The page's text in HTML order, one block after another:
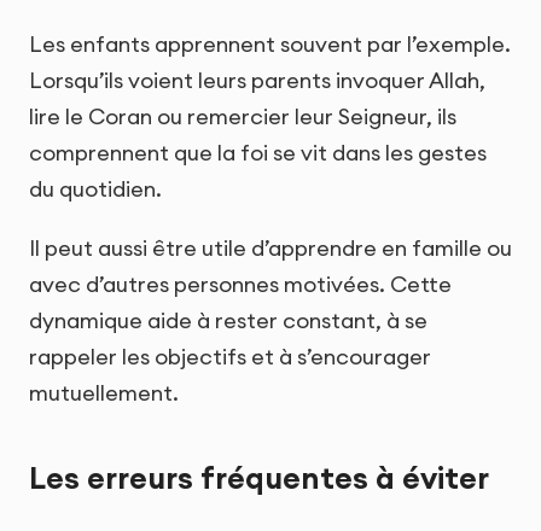
Les enfants apprennent souvent par l’exemple.
Lorsqu’ils voient leurs parents invoquer Allah,
lire le Coran ou remercier leur Seigneur, ils
comprennent que la foi se vit dans les gestes
du quotidien.
Il peut aussi être utile d’apprendre en famille ou
avec d’autres personnes motivées. Cette
dynamique aide à rester constant, à se
rappeler les objectifs et à s’encourager
mutuellement.
Les erreurs fréquentes à éviter